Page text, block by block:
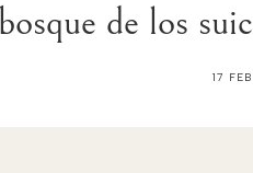
de los
17 FEB